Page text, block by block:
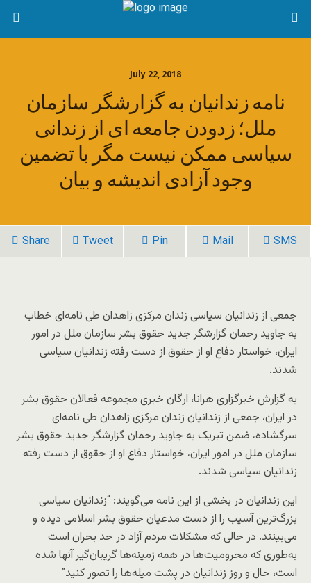
July 22, 2018
نامه زندانیان به گزارشگر سازمان
ملل؛ زدودن جامعه ای از زندانی
سیاسی ممکن نیست مگر با تضمین
وجود آزادی اندیشه و بیان
Share Tweet Pin Mail SMS
جمعی از زندانیان سیاسی زندان مرکزی زاهدان طی نامه‌ای خطاب
به جاوید رحمان گزارشگر جدید حقوق بشر سازمان ملل در امور
ایران، خواستار دفاع او از حقوق از دست رفته زندانیان سیاسی
شدند.
به گزارش خبرگزاری هرانا، ارگان خبری مجموعه فعالان حقوق بشر
در ایران، جمعی از زندانیان زندان مرکزی زاهدان طی نامه‌ای
سرگشاده، ضمن تبریک به جاوید رحمان گزارشگر جدید حقوق بشر
سازمان ملل در امور ایران، خواستار دفاع او از حقوق از دست رفته
زندانیان سیاسی شدند.
این زندانیان در بخشی از این نامه می‌گویند: “زندانیان سیاسی
بزرگ‌ترین آسیب را از دست مدعیان حقوق بشر اسلامی دیده و
می‌بینند. در حالی که مشکلات مردم آزاد در حد بحران است
به‌طوری که محرومیت‌ها در همه زمینه‌ها گریبان‌گیر آنها شده
است، حال و روز زندانیان در پشت میله‌ها را تصور کنید”